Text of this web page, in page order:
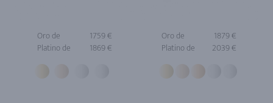
Oro de
1759 €
Platino de
1869 €
Oro de
1879 €
Platino de
2039 €